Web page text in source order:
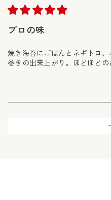
プロの味
焼き海苔にごはんとネギトロ
巻きの出来上がり。ほどほどの
さら